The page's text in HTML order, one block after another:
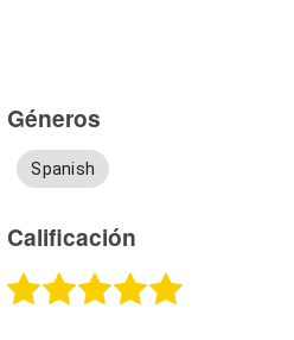
Géneros
Spanish
Calificación